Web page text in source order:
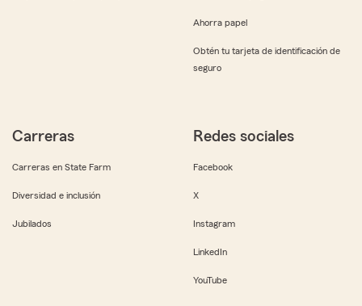
Ahorra papel
Obtén tu tarjeta de identificación de
seguro
Carreras
Carreras en State Farm
Diversidad e inclusión
Jubilados
Redes sociales
Facebook
X
Instagram
LinkedIn
YouTube